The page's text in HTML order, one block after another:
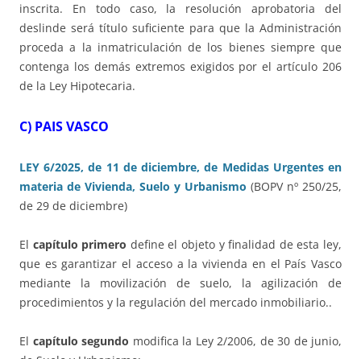
inscrita. En todo caso, la resolución aprobatoria del
deslinde será título suficiente para que la Administración
proceda a la inmatriculación de los bienes siempre que
contenga los demás extremos exigidos por el artículo 206
de la Ley Hipotecaria.
C) PAIS VASCO
LEY 6/2025, de 11 de diciembre, de Medidas Urgentes en
materia de Vivienda, Suelo y Urbanismo (BOPV nº 250/25,
de 29 de diciembre)
El capítulo primero define el objeto y finalidad de esta ley,
que es garantizar el acceso a la vivienda en el País Vasco
mediante la movilización de suelo, la agilización de
procedimientos y la regulación del mercado inmobiliario..
El capítulo segundo modifica la Ley 2/2006, de 30 de junio,